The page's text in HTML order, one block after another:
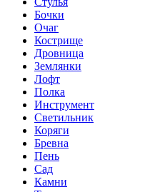
Бочки
Очаг
Кострище
Дровница
Землянки
Лофт
Полка
Инструмент
Светильник
Коряги
Бревна
Пень
Сад
Камни